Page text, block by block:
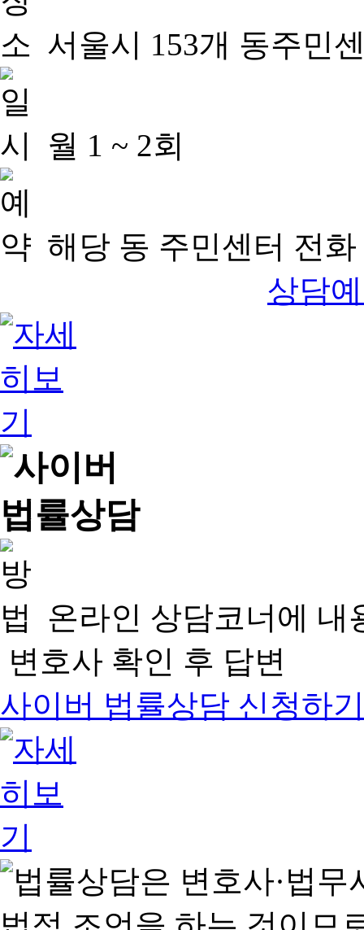
서울시 153개 동주민
월 1 ~ 2회
해당 동 주민센터 전
상담
온라인 상담코너에 내
변호사 확인 후 답변
사이버 법률상담 신청하기